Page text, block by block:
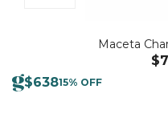
Maceta
$
$63815% OFF